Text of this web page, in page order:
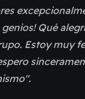
Qué
Estoy muy
.